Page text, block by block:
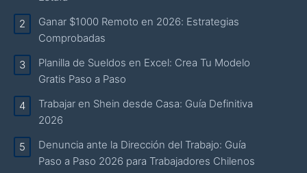
Ganar $1000 Remoto en 2026: Estrategias
Comprobadas
Planilla de Sueldos en Excel: Crea Tu Modelo
Gratis Paso a Paso
Trabajar en Shein desde Casa: Guía Definitiva
2026
Denuncia ante la Dirección del Trabajo: Guía
Paso a Paso 2026 para Trabajadores Chilenos